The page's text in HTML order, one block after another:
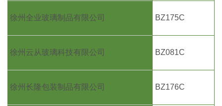
徐州全业玻璃制品有限公司 BZ175C
徐州云从玻璃科技有限公司 BZ081C
徐州长隆包装制品有限公司 BZ176C